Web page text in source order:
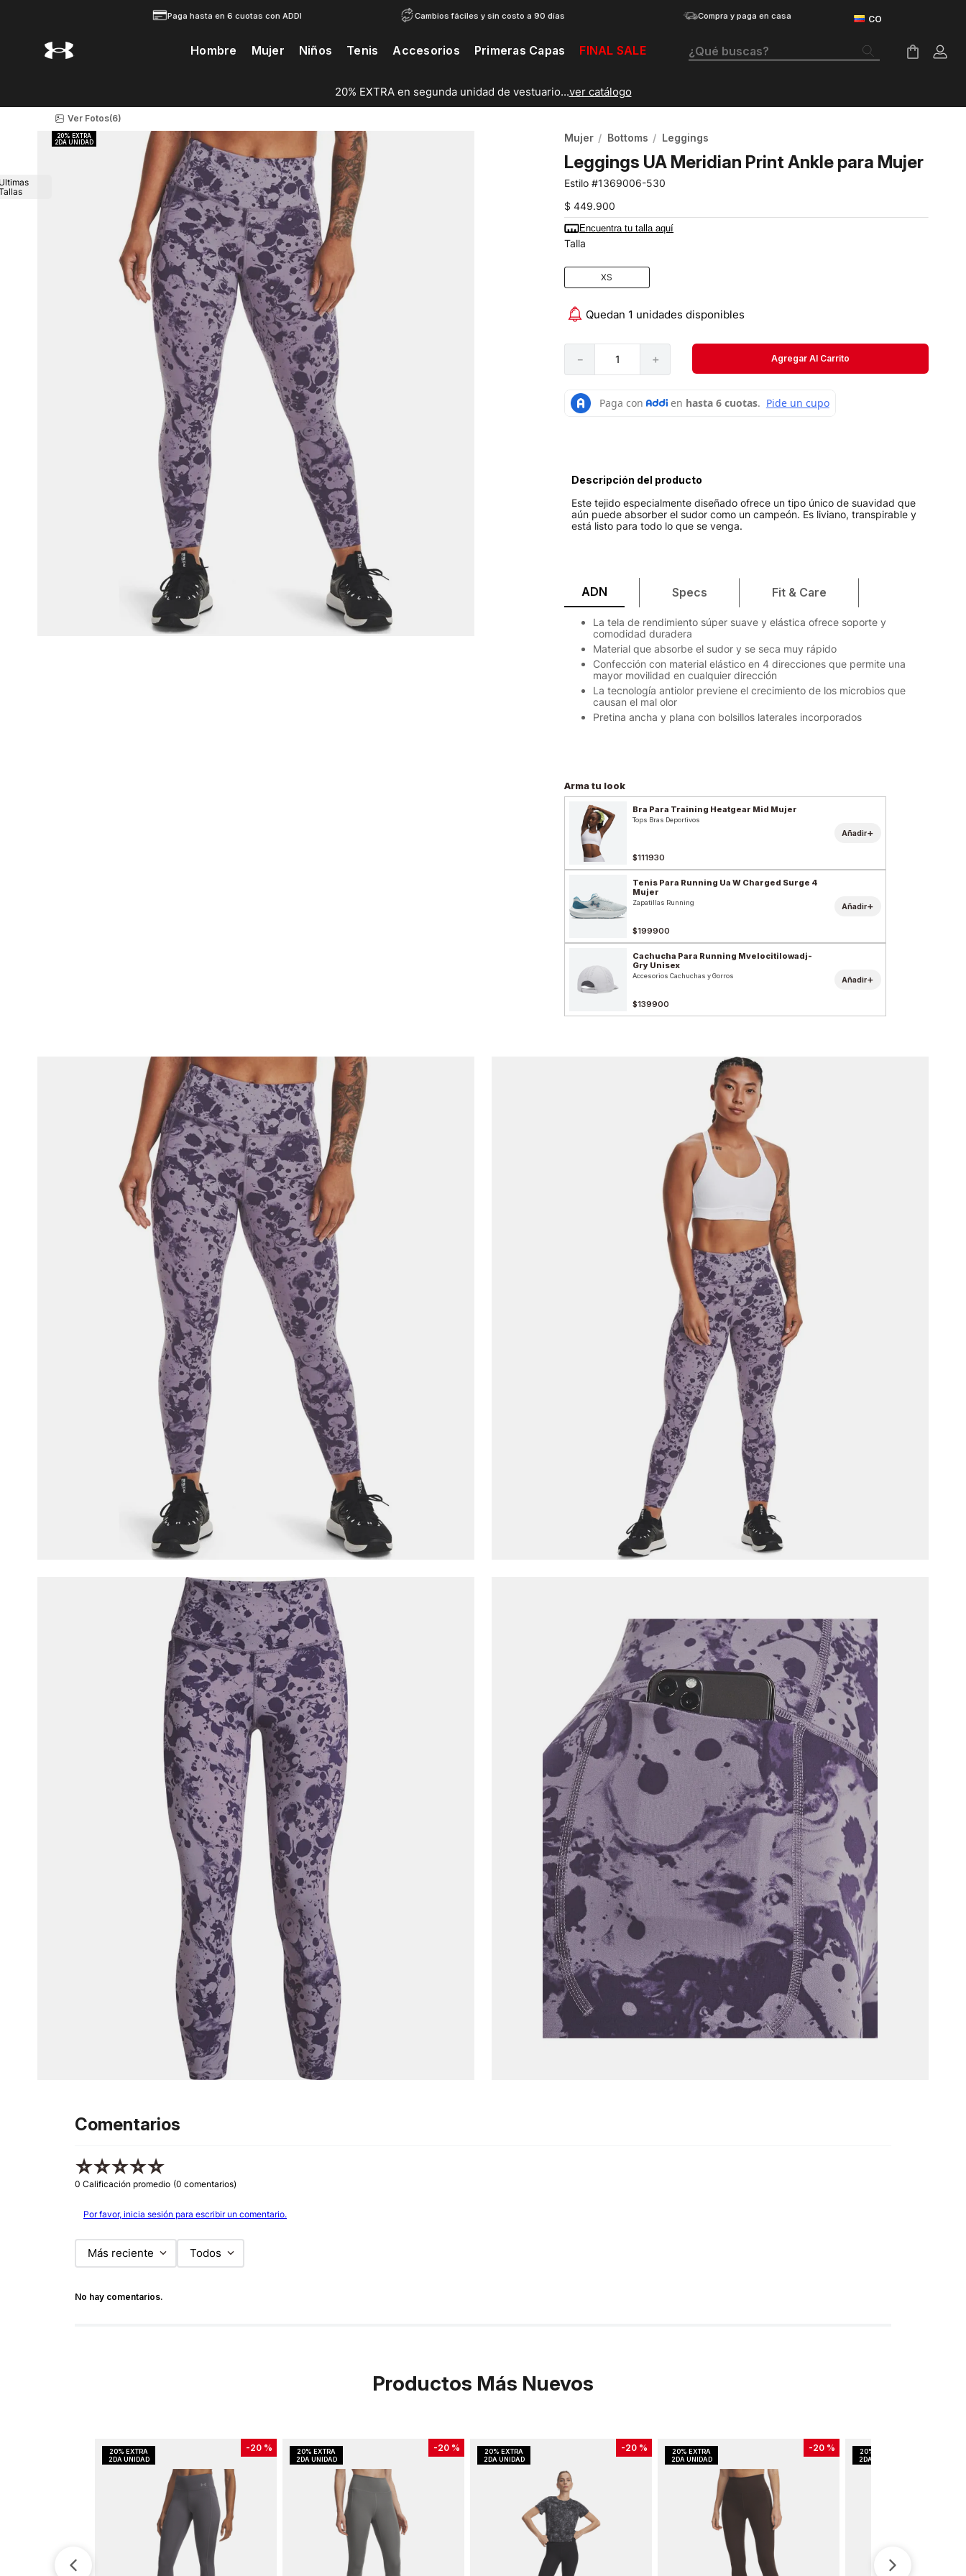
Paga hasta en 6 cuotas con ADDI Cambios fáciles y sin costo a 90 días Compra y paga en casa
Hombre Mujer Niños Tenis Accesorios Primeras Capas FINAL SALE ¿Qué buscas?
20% EXTRA en segunda unidad de vestuario...ver catálogo
Ver Fotos(6)
Mujer Bottoms Leggings
Leggings UA Meridian Print Ankle para Mujer
1369006-530
$ 449.900
Encuentra tu talla aquí
Talla
XS
Quedan 1 unidades disponibles
＋
－ Agregar Al Carrito
Descripción del producto
Este tejido especialmente diseñado ofrece un tipo único de suavidad que
aún puede absorber el sudor como un campeón. Es liviano, transpirable y
está listo para todo lo que se venga.
ADN Specs Fit & Care
La tela de rendimiento súper suave y elástica ofrece soporte y
comodidad duradera
Material que absorbe el sudor y se seca muy rápido
Confección con material elástico en 4 direcciones que permite una
mayor movilidad en cualquier dirección
La tecnología antiolor previene el crecimiento de los microbios que
causan el mal olor
Pretina ancha y plana con bolsillos laterales incorporados
Arma tu look
Bra Para Training Heatgear Mid Mujer
Tops Bras Deportivos
$111930
Añadir+
Tenis Para Running Ua W Charged Surge 4
Mujer
Zapatillas Running
$199900
Añadir+
Cachucha Para Running Mvelocitilowadj-
Gry Unisex
Accesorios Cachuchas y Gorros
$139900
Añadir+
Comentarios
☆☆☆☆☆
0 Calificación promedio (0 comentarios)
Por favor, inicia sesión para escribir un comentario.
Más reciente Todos
No hay comentarios.
Productos Más Nuevos
-20 % -20 % -20 % -20 %
Botas
Tenis Mujer